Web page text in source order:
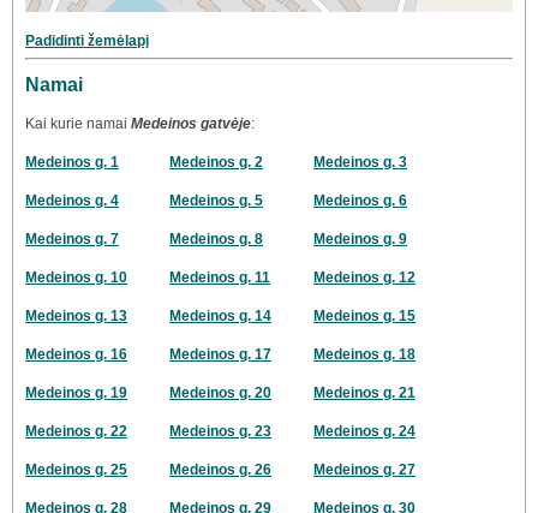
Padidinti žemėlapį
Namai
Kai kurie namai Medeinos gatvėje:
Medeinos g. 1 Medeinos g. 2 Medeinos g. 3
Medeinos g. 4 Medeinos g. 5 Medeinos g. 6
Medeinos g. 7 Medeinos g. 8 Medeinos g. 9
Medeinos g. 10 Medeinos g. 11 Medeinos g. 12
Medeinos g. 13 Medeinos g. 14 Medeinos g. 15
Medeinos g. 16 Medeinos g. 17 Medeinos g. 18
Medeinos g. 19 Medeinos g. 20 Medeinos g. 21
Medeinos g. 22 Medeinos g. 23 Medeinos g. 24
Medeinos g. 25 Medeinos g. 26 Medeinos g. 27
Medeinos g. 28 Medeinos g. 29 Medeinos g. 30